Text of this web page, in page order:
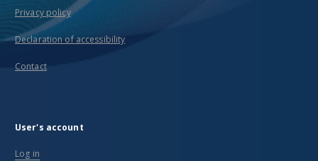
Privacy policy
Declaration of accessibility
Contact
User's account
Log in